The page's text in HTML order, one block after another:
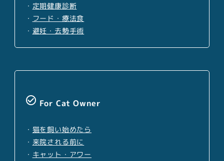
・ 定期健康診断
・ フード・療法食
・ 避妊・去勢手術
check_circle_outline For Cat Owner
・ 猫を飼い始めたら
・ 来院される前に
・ キャット・アワー